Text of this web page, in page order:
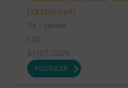
(73230) (H/F)
73 - Savoie
CDI
31/07/2026
POSTULER